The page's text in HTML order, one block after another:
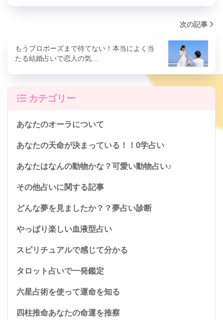
次の記事
もうプロポーズまで待てない！本当によく当
たる結婚占いで恋人の気…
カテゴリー
あなたのオーラについて
あなたの天命が決まっている！！0学占い
あなたはなんの動物かな？可愛い動物占い♪
その他占いに関する記事
どんな夢を見ましたか？？夢占い診断
やっぱり楽しい血液型占い
スピリチュアルで感じて分かる
タロット占いで一発鑑定
六星占術を使って運命を知る
四柱推命あなたの命運を推察